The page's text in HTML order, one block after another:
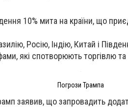
10% мита на країни, що
Росію, Індію, Китай і
які спотворюють торгівлю
Погрози Трампа
заявив, що запровадить